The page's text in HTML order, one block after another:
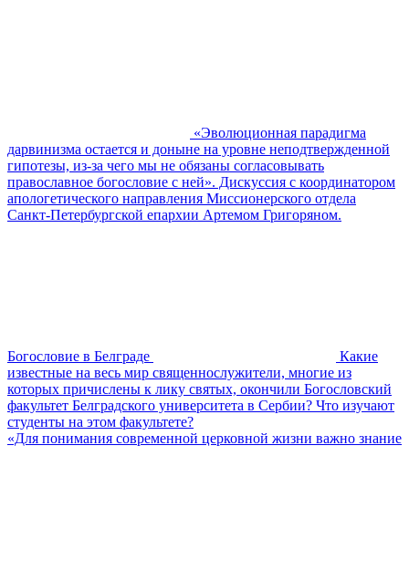
«Эволюционная парадигма
дарвинизма остается и доныне на уровне неподтвержденной
гипотезы, из-за чего мы не обязаны согласовывать
православное богословие с ней». Дискуссия с координатором
апологетического направления Миссионерского отдела
Санкт-Петербургской епархии Артемом Григоряном.
Богословие в Белграде
Какие
известные на весь мир священнослужители, многие из
которых причислены к лику святых, окончили Богословский
факультет Белградского университета в Сербии? Что изучают
студенты на этом факультете?
«Для понимания современной церковной жизни важно знание